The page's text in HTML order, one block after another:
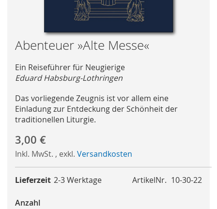
Skip
to
the
beginning
of
the
images
gallery
Abenteuer »Alte Messe«
Ein Reiseführer für Neugierige
Eduard Habsburg-Lothringen
Das vorliegende Zeugnis ist vor allem eine
Einladung zur Entdeckung der Schönheit der
traditionellen Liturgie.
3,00 €
Inkl. MwSt. , exkl. Versandkosten
ArtikelNr. 10-30-22
Lieferzeit 2-3 Werktage
Anzahl